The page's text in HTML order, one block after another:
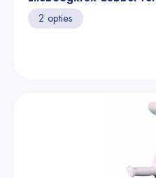
2 opties